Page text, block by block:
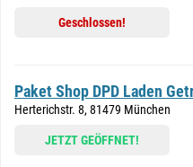
Geschlossen!
Paket Shop DPD Laden
Herterichstr. 8, 81479 München
JETZT GEÖFFNET!